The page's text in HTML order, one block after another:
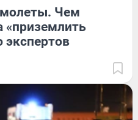
Чем
«приземлить